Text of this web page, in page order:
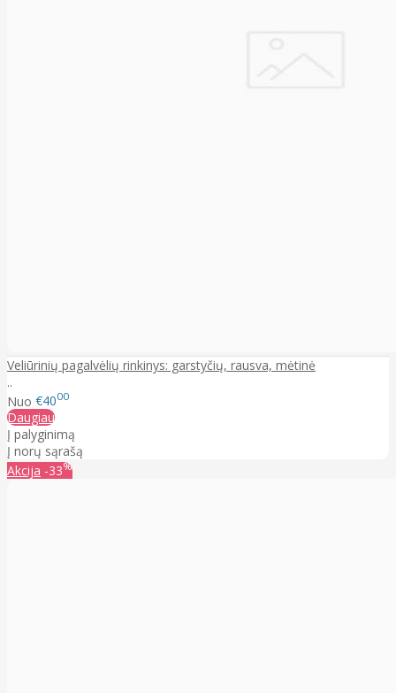
Veliūrinių pagalvėlių rinkinys: garstyčių, rausva, mėtinė
..
Nuo €4000
Daugiau
Į palyginimą
Į norų sąrašą
Akcija -33%